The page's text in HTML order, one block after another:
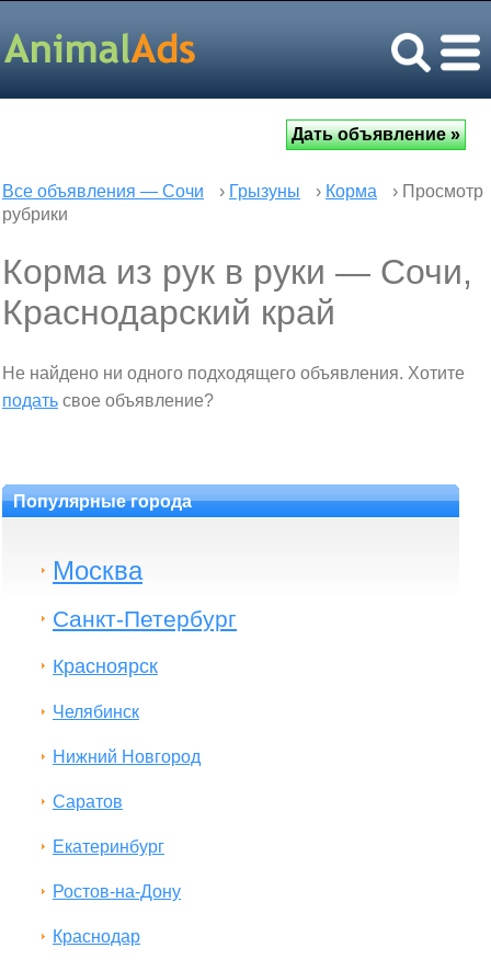
Все объявления — Сочи › Грызуны › Корма
› Просмотр
рубрики
Корма из рук в руки — Сочи,
Краснодарский край
Не найдено ни одного подходящего объявления. Хотите
подать свое объявление?
Популярные города
Москва
Санкт-Петербург
Красноярск
Челябинск
Нижний Новгород
Саратов
Екатеринбург
Ростов-на-Дону
Краснодар